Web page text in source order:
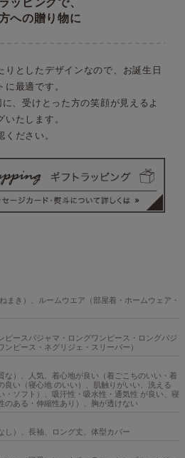
ッピングで、
への贈り物に
りとしたデザインなので、お誕生日
最適です。
、受けとった方の笑顔が見えるよ
たします。
ださい。
まき）、ルームウエア（部屋着・ホームウェア・
ピースパジャマ・ロングワンピース・ロングパジ
ピース・ネグリジェ・スリーパー）
な）、人気、着心地が良い（着ごこちのいい・着
良い（寝心地 のいい）、肌触りがいい、洗える
・ソフト）、吸汗性・吸水性・通気性 が良い、寝
のある・伸縮性あり）、胸が透けない
し）、長袖、ロング丈、体型カバー